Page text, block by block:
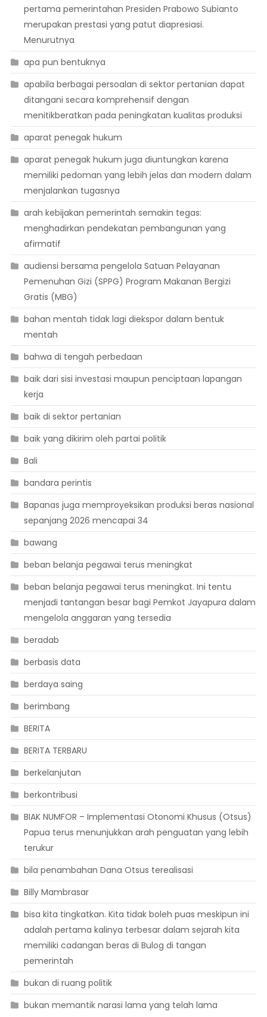
pertama pemerintahan Presiden Prabowo Subianto
merupakan prestasi yang patut diapresiasi.
Menurutnya
apa pun bentuknya
apabila berbagai persoalan di sektor pertanian dapat
ditangani secara komprehensif dengan
menitikberatkan pada peningkatan kualitas produksi
aparat penegak hukum
aparat penegak hukum juga diuntungkan karena
memiliki pedoman yang lebih jelas dan modern dalam
menjalankan tugasnya
arah kebijakan pemerintah semakin tegas:
menghadirkan pendekatan pembangunan yang
afirmatif
audiensi bersama pengelola Satuan Pelayanan
Pemenuhan Gizi (SPPG) Program Makanan Bergizi
Gratis (MBG)
bahan mentah tidak lagi diekspor dalam bentuk
mentah
bahwa di tengah perbedaan
baik dari sisi investasi maupun penciptaan lapangan
kerja
baik di sektor pertanian
baik yang dikirim oleh partai politik
Bali
bandara perintis
Bapanas juga memproyeksikan produksi beras nasional
sepanjang 2026 mencapai 34
bawang
beban belanja pegawai terus meningkat
beban belanja pegawai terus meningkat. Ini tentu
menjadi tantangan besar bagi Pemkot Jayapura dalam
mengelola anggaran yang tersedia
beradab
berbasis data
berdaya saing
berimbang
BERITA
BERITA TERBARU
berkelanjutan
berkontribusi
BIAK NUMFOR – Implementasi Otonomi Khusus (Otsus)
Papua terus menunjukkan arah penguatan yang lebih
terukur
bila penambahan Dana Otsus terealisasi
Billy Mambrasar
bisa kita tingkatkan. Kita tidak boleh puas meskipun ini
adalah pertama kalinya terbesar dalam sejarah kita
memiliki cadangan beras di Bulog di tangan
pemerintah
bukan di ruang politik
bukan memantik narasi lama yang telah lama